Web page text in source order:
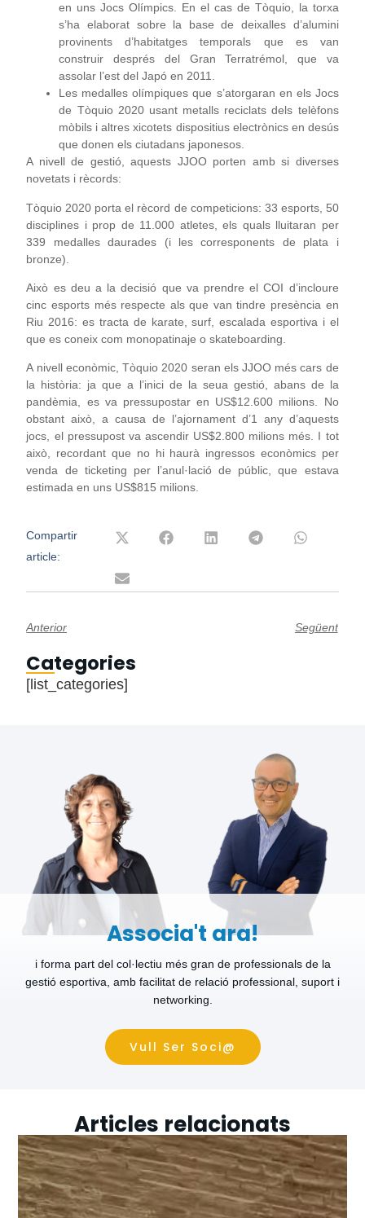
en uns Jocs Olímpics. En el cas de Tòquio, la torxa
s’ha elaborat sobre la base de deixalles d’alumini
provinents d’habitatges temporals que es van
construir després del Gran Terratrémol, que va
assolar l’est del Japó en 2011.
Les medalles olímpiques que s’atorgaran en els Jocs
de Tòquio 2020 usant metalls reciclats dels telèfons
mòbils i altres xicotets dispositius electrònics en desús
que donen els ciutadans japonesos.
A nivell de gestió, aquests JJOO porten amb si diverses
novetats i rècords:
Tòquio 2020 porta el rècord de competicions: 33 esports, 50
disciplines i prop de 11.000 atletes, els quals lluitaran per
339 medalles daurades (i les corresponents de plata i
bronze).
Això es deu a la decisió que va prendre el COI d’incloure
cinc esports més respecte als que van tindre presència en
Riu 2016: es tracta de karate, surf, escalada esportiva i el
que es coneix com monopatinaje o skateboarding.
A nivell econòmic, Tòquio 2020 seran els JJOO més cars de
la història: ja que a l’inici de la seua gestió, abans de la
pandèmia, es va pressupostar en US$12.600 milions. No
obstant això, a causa de l’ajornament d’1 any d’aquests
jocs, el pressupost va ascendir US$2.800 milions més. I tot
això, recordant que no hi haurà ingressos econòmics per
venda de ticketing per l’anul·lació de públic, que estava
estimada en uns US$815 milions.
Compartir
article:
Anterior Següent
Categories
[list_categories]
Associa't ara!
i forma part del col·lectiu més gran de professionals de la
gestió esportiva, amb facilitat de relació professional, suport i
networking.
Vull Ser Soci@
Articles relacionats